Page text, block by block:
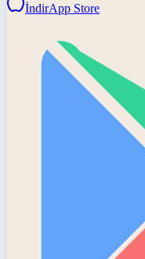
İndirApp Store